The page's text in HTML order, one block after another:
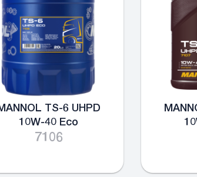
TS-6 UHPD
10W-40 Eco
7106